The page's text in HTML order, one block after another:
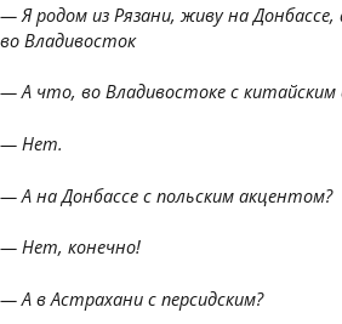
— Я родом из Рязани, живу на Донбассе,
во Владивосток
— А что, во Владивостоке с
— Нет.
— А на Донбассе с польским акцентом?
— Нет, конечно!
— А в Астрахани с персидским?